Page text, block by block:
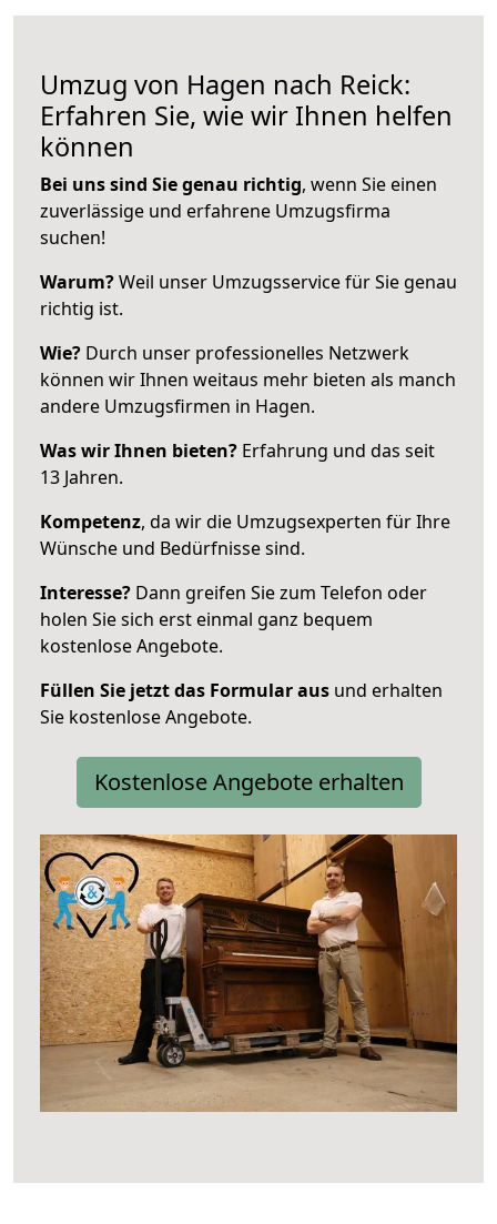
Umzug von Hagen nach Reick:
Erfahren Sie, wie wir Ihnen helfen
können
Bei uns sind Sie genau richtig, wenn Sie einen
zuverlässige und erfahrene Umzugsfirma
suchen!
Warum?Weil unser Umzugsservice für Sie genau
richtig ist.
Wie? Durch unser professionelles Netzwerk
können wir Ihnen weitaus mehr bieten als manch
andere Umzugsfirmen in Hagen.
Was wir Ihnen bieten? Erfahrung und das seit
13 Jahren.
Kompetenz, da wir die Umzugsexperten für Ihre
Wünsche und Bedürfnisse sind.
Interesse? Dann greifen Sie zum Telefon oder
holen Sie sich erst einmal ganz bequem
kostenlose Angebote.
Füllen Sie jetzt das Formular aus und erhalten
Sie kostenlose Angebote.
Kostenlose Angebote erhalten